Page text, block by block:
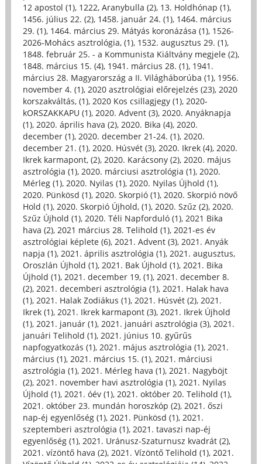
12 apostol (1), 1222, Aranybulla (2), 13. Holdhónap (1),
1456. július 22. (2), 1458. január 24. (1), 1464. március
29. (1), 1464. március 29. Mátyás koronázása (1), 1526-
2026-Mohács asztrológia, (1), 1532. augusztus 29. (1),
1848. február 25. - a Kommunista Kiáltvány megjele (2),
1848. március 15. (4), 1941. március 28. (1), 1941.
március 28. Magyarország a II. Világháborúba (1), 1956.
november 4. (1), 2020 asztrológiai előrejelzés (23), 2020
korszakváltás, (1), 2020 Kos csillagjegy (1), 2020-
kORSZAKKAPU (1), 2020. Advent (3), 2020. Anyáknapja
(1), 2020. április hava (2), 2020. Bika (4), 2020.
december (1), 2020. december 21-24. (1), 2020.
december 21. (1), 2020. Húsvét (3), 2020. Ikrek (4), 2020.
Ikrek karmapont, (2), 2020. Karácsony (2), 2020. május
asztrológia (1), 2020. márciusi asztrológia (1), 2020.
Mérleg (1), 2020. Nyilas (1), 2020. Nyilas Újhold (1),
2020. Pünkösd (1), 2020. Skorpió (1), 2020. Skorpió növő
Hold (1), 2020. Skorpió Újhold, (1), 2020. Szűz (2), 2020.
Szűz Újhold (1), 2020. Téli Napforduló (1), 2021 Bika
hava (2), 2021 március 28. Telihold (1), 2021-es év
asztrológiai képlete (6), 2021. Advent (3), 2021. Anyák
napja (1), 2021. április asztrológia (1), 2021. augusztus,
Oroszlán Újhold (1), 2021. Bak Újhold (1), 2021. Bika
Újhold (1), 2021. december 19, (1), 2021. december 8.
(2), 2021. decemberi asztrológia (1), 2021. Halak hava
(1), 2021. Halak Zodiákus (1), 2021. Húsvét (2), 2021.
Ikrek (1), 2021. Ikrek karmapont (3), 2021. Ikrek Újhold
(1), 2021. január (1), 2021. januári asztrológia (3), 2021.
januári Telihold (1), 2021. június 10. gyűrűs
napfogyatkozás (1), 2021. május asztrológia (1), 2021.
március (1), 2021. március 15. (1), 2021. márciusi
asztrológia (1), 2021. Mérleg hava (1), 2021. Nagyböjt
(2), 2021. november havi asztrológia (1), 2021. Nyilas
Újhold (1), 2021. óév (1), 2021. október 20. Telihold (1),
2021. október 23. mundán horoszkóp (2), 2021. őszi
nap-éj egyenlőség (1), 2021. Pünkösd (1), 2021.
szeptemberi asztrológia (1), 2021. tavaszi nap-éj
egyenlőség (1), 2021. Uránusz-Szaturnusz kvadrát (2),
2021. vízöntő hava (2), 2021. Vízöntő Telihold (1), 2021.